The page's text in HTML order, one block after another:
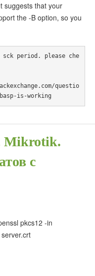
suggests that your
the -B option, so you
questio
Mikrotik.
с
pkcs12 -in